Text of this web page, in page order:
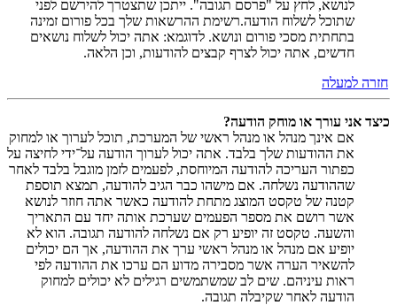
לנושא, לחץ על "פרסם תגובה". ייתכן שתצטרך להירשם לפני
שתוכל לשלוח הודעה.רשימת ההרשאות שלך בכל פורום זמינה
בתחתית מסכי פורום ונושא. לדוגמא: אתה יכול לשלוח נושאים
חדשים, אתה יכול לצרף קבצים להודעות, וכן הלאה.
חזרה למעלה
כיצד אני עורך או מוחק הודעה?
אם אינך מנהל או מנהל ראשי של המערכת, תוכל לערוך או למחוק
את ההודעות שלך בלבד. אתה יכול לערוך הודעה על־ידי לחיצה על
כפתור העריכה להודעה המיוחסת, לפעמים לזמן מוגבל בלבד לאחר
שההודעה נשלחה. אם מישהו כבר הגיב להודעה, תמצא תוספת
קטנה של טקסט המוצג מתחת להודעה כאשר אתה חוזר לנושא
אשר רושם את מספר הפעמים שערכת אותה יחד עם התאריך
והשעה. טקסט זה יופיע רק אם נשלחה להודעה תגובה. הוא לא
יופיע אם מנהל או מנהל ראשי ערך את ההודעה, אך הם יכולים
להשאיר הערה אשר מסבירה מדוע הם ערכו את ההודעה לפי
ראות עיניהם. שים לב שמשתמשים רגילים לא יכולים למחוק
הודעה לאחר שקיבלה תגובה.